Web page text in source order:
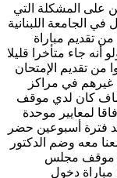
على المشكلة التي
في الجامعة اللبنانية
تقديم مباراة
أنه جاء متأخرا قليلا
من تقديم الإمتحان
في مراكز
كان لدي موقف
لمعايير موحدة
فترة أسبوعين حضر
معه وضم الدكتور
موقف مجلس
مباراة دخول